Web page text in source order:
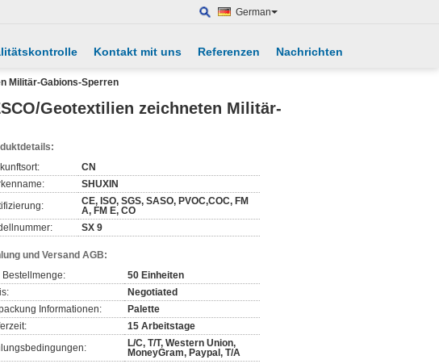
German
Kontakt mit uns Referenzen Nachrichten
Militär-Gabions-Sperren
Geotextilien zeichneten Militär-
CN
SHUXIN
CE, ISO, SGS, SASO, PVOC,COC, FM
A, FM E, CO
SX 9
und Versand AGB:
Bestellmenge:
50 Einheiten
Negotiated
Informationen:
Palette
15 Arbeitstage
L/C, T/T, Western Union,
MoneyGram, Paypal, T/A